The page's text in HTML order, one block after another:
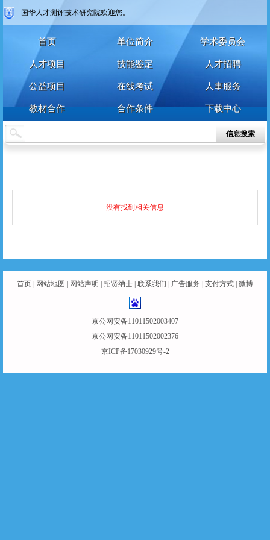
国华人才测评技术研究院欢迎您。
首页 单位简介 学术委员会
人才项目 技能鉴定 人才招聘
公益项目 在线考试 人事服务
教材合作 合作条件 下载中心
信息搜索
没有找到相关信息
首页 网站地图 网站声明 招贤纳士 联系我们 广告服务 支付方式 微博
京公网安备11011502003407
京公网安备11011502002376
京ICP备17030929号-2